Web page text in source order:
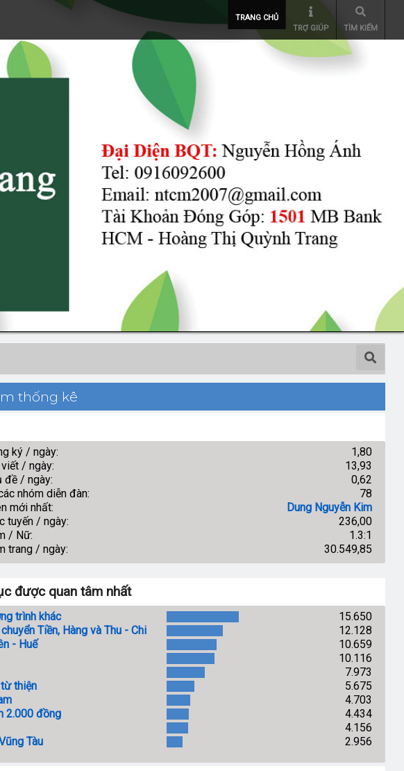
TRANG CHỦ
TRỢ GIÚP
TÌM KIẾM
thống kê
ký / ngày:
1,80
/ ngày:
13,93
đề / ngày:
0,62
nhóm diễn đàn:
78
mới nhất:
Dung Nguyễn Kim
tuyến / ngày:
236,00
/ Nữ:
1.3:1
trang / ngày:
30.549,85
được quan tâm nhất
trình khác
15.650
Tiền, Hàng và Thu - Chi
12.128
- Huế
10.659
10.116
7.973
thiện
5.675
4.703
2.000 đồng
4.434
4.156
Tàu
2.956